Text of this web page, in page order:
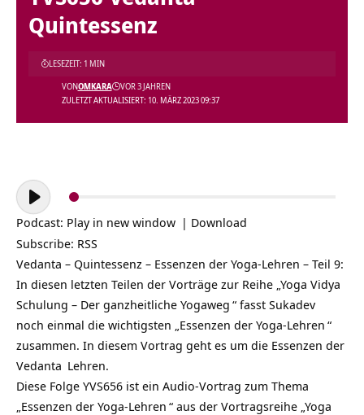
Quintessenz
ZULETZT AKTUALISIERT: 10. MÄRZ 2023 09:37
VONOMKARA VOR 3 JAHREN
LESEZEIT: 1 MIN
Audio-
Player
Podcast: Play in new window | Download
Subscribe: RSS
Vedanta – Quintessenz – Essenzen der Yoga-Lehren – Teil 9:
In diesen letzten Teilen der Vorträge zur Reihe „Yoga Vidya
Schulung – Der ganzheitliche Yogaweg “ fasst Sukadev
noch einmal die wichtigsten „Essenzen der Yoga-Lehren “
zusammen. In diesem Vortrag geht es um die Essenzen der
Vedanta Lehren.
Diese Folge YVS656 ist ein Audio-Vortrag zum Thema
„Essenzen der Yoga-Lehren “ aus der Vortragsreihe „Yoga